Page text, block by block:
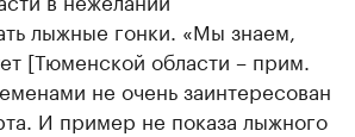
лыжные гонки. «Мы знаем,
[Тюменской области – прим.
не очень заинтересован
И пример не показа лыжного